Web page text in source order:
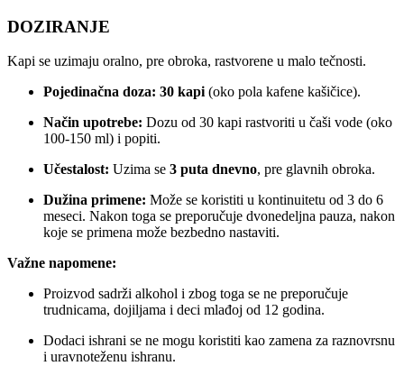
DOZIRANJE
Kapi se uzimaju oralno, pre obroka, rastvorene u malo tečnosti.
Pojedinačna doza: 30 kapi (oko pola kafene kašičice).
Način upotrebe: Dozu od 30 kapi rastvoriti u čaši vode (oko
100-150 ml) i popiti.
Učestalost: Uzima se 3 puta dnevno, pre glavnih obroka.
Dužina primene: Može se koristiti u kontinuitetu od 3 do 6
meseci. Nakon toga se preporučuje dvonedeljna pauza, nakon
koje se primena može bezbedno nastaviti.
Važne napomene:
Proizvod sadrži alkohol i zbog toga se ne preporučuje
trudnicama, dojiljama i deci mlađoj od 12 godina.
Dodaci ishrani se ne mogu koristiti kao zamena za raznovrsnu
i uravnoteženu ishranu.